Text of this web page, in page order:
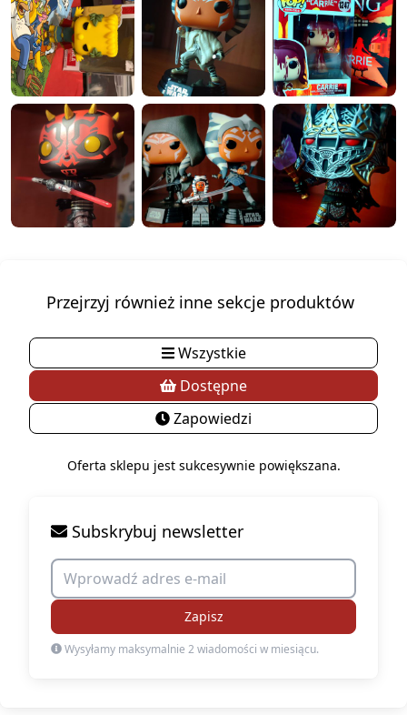
Przejrzyj również inne sekcje produktów
Wszystkie
Dostępne
Zapowiedzi
Oferta sklepu jest sukcesywnie powiększana.
Subskrybuj newsletter
Zapisz
Wysyłamy maksymalnie 2 wiadomości w miesiącu.